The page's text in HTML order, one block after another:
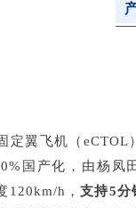
定翼飞机（
国产化，由杨凤
120km/h，支持5分